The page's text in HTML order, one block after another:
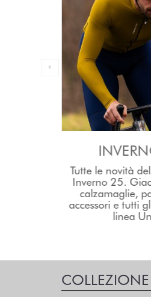
Tutte le novità
Inverno 25.
calzamaglie,
accessori e tutti
linea
COLLEZIONE